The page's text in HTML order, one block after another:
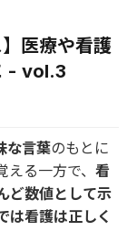
医療や看護
- vol.3
な言葉のもとに
る一方で、 看
ど数値として示
は看護は正しく